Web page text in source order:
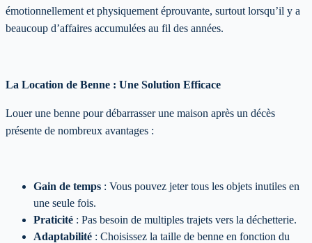
émotionnellement et physiquement éprouvante, surtout lorsqu’il y a
beaucoup d’affaires accumulées au fil des années.
La Location de Benne : Une Solution Efficace
Louer une benne pour débarrasser une maison après un décès
présente de nombreux avantages :
Gain de temps : Vous pouvez jeter tous les objets inutiles en
une seule fois.
Praticité : Pas besoin de multiples trajets vers la déchetterie.
Adaptabilité : Choisissez la taille de benne en fonction du